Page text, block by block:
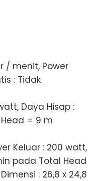
/ menit, Power
: Tidak
Daya Hisap :
= 9 m
Keluar : 200 watt,
pada Total Head
: 26,8 x 24,8